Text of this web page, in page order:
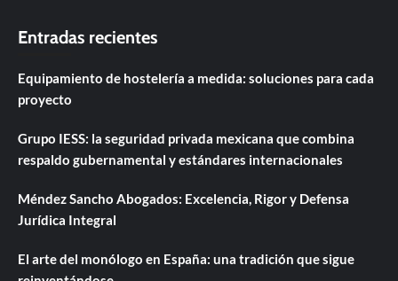
Entradas recientes
Equipamiento de hostelería a medida: soluciones para cada
proyecto
Grupo IESS: la seguridad privada mexicana que combina
respaldo gubernamental y estándares internacionales
Méndez Sancho Abogados: Excelencia, Rigor y Defensa
Jurídica Integral
El arte del monólogo en España: una tradición que sigue